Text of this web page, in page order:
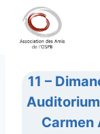
contenu
11 –
Carmen